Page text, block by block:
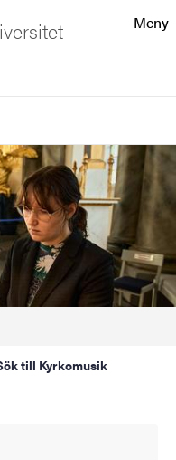
Meny
till Kyrkomusik